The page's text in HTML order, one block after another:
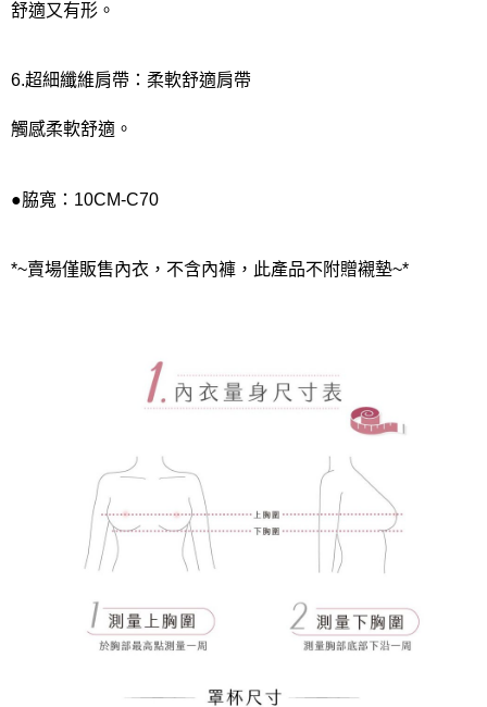
舒適又有形。
6.超細纖維肩帶：柔軟舒適肩帶
觸感柔軟舒適。
●脇寬：10CM-C70
*~賣場僅販售內衣，不含內褲，此產品不附贈襯墊~*